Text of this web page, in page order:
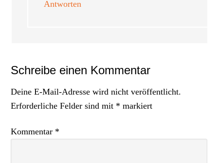
Antworten
Schreibe einen Kommentar
Deine E-Mail-Adresse wird nicht veröffentlicht.
Erforderliche Felder sind mit * markiert
Kommentar *